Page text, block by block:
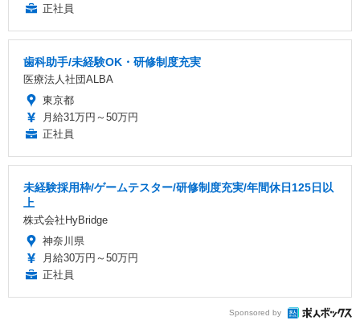
正社員
歯科助手/未経験OK・研修制度充実
医療法人社団ALBA
東京都
月給31万円～50万円
正社員
未経験採用枠/ゲームテスター/研修制度充実/年間休日125日以
上
株式会社HyBridge
神奈川県
月給30万円～50万円
正社員
Sponsored by